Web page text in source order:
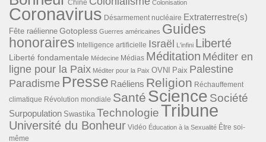
Chine Colonisation
Coronavirus Désarmement nucléaire Extraterrestre(s)
Fête raélienne Gotopless Guerres américaines Guides
honoraires Intelligence artificielle Israël L'infini Liberté
Liberté fondamentale Médecine Médias Méditation Méditer en
ligne pour la Paix Méditer pour la Paix OVNI Paix Palestine
Paradisme Presse Raéliens Religion Réchauffement
climatique Révolution mondiale Santé Science Société
Surpopulation Swastika TechnologieTribune
Université du Bonheur Vidéo Éducation à la Sexualité Être soi-
même